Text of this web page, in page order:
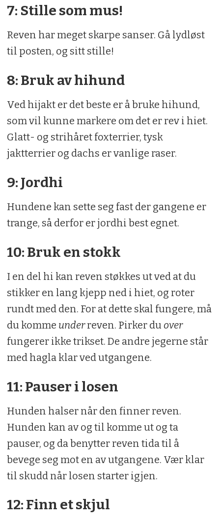
7: Stille som mus!
Reven har meget skarpe sanser. Gå lydløst
til posten, og sitt stille!
8: Bruk av hihund
Ved hijakt er det beste er å bruke hihund,
som vil kunne markere om det er rev i hiet.
Glatt- og strihåret foxterrier, tysk
jaktterrier og dachs er vanlige raser.
9: Jordhi
Hundene kan sette seg fast der gangene er
trange, så derfor er jordhi best egnet.
10: Bruk en stokk
I en del hi kan reven støkkes ut ved at du
stikker en lang kjepp ned i hiet, og roter
rundt med den. For at dette skal fungere, må
du komme underreven. Pirker du over
fungerer ikke trikset. De andre jegerne står
med hagla klar ved utgangene.
11: Pauser i losen
Hunden halser når den finner reven.
Hunden kan av og til komme ut og ta
pauser, og da benytter reven tida til å
bevege seg mot en av utgangene. Vær klar
til skudd når losen starter igjen.
12: Finn et skjul